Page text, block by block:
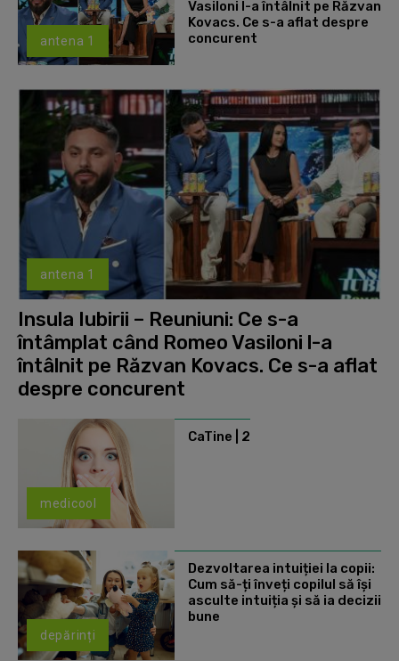
antena 1
Vasiloni l-a întâlnit pe Răzvan
Kovacs. Ce s-a aflat despre
concurent
antena 1
Insula Iubirii – Reuniuni: Ce s-a
întâmplat când Romeo Vasiloni l-a
întâlnit pe Răzvan Kovacs. Ce s-a aflat
despre concurent
medicool
CaTine | 2
depărinți
Dezvoltarea intuiției la copii:
Cum să-ți înveți copilul să își
asculte intuiția și să ia decizii
bune